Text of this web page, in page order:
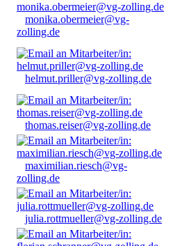
monika.obermeier@vg-
zolling.de
helmut.priller@vg-zolling.de
thomas.reiser@vg-zolling.de
maximilian.riesch@vg-
zolling.de
julia.rottmueller@vg-zolling.de